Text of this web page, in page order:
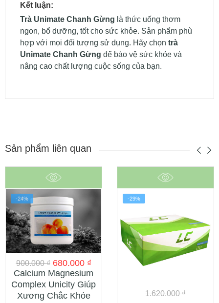
Kết luận:
Trà Unimate Chanh Gừng là thức uống thơm
ngon, bổ dưỡng, tốt cho sức khỏe. Sản phẩm phù
hợp với mọi đối tượng sử dụng. Hãy chọn trà
Unimate Chanh Gừng để bảo vệ sức khỏe và
nâng cao chất lượng cuộc sống của bạn.
Sản phẩm liên quan
-24%
900.000₫ 680.000 ₫
Calcium Magnesium
Complex Unicity Giúp
Xương Chắc Khỏe
-29%
1.620.000₫